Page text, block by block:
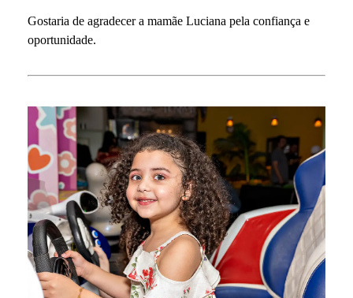
Gostaria de agradecer a mamãe Luciana pela confiança e
oportunidade.